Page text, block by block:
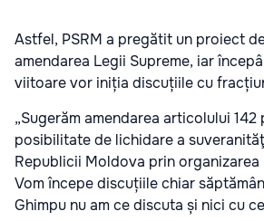
Astfel, PSRM a pregătit un proiect
amendarea Legii Supreme, iar
viitoare vor iniția discuțiile cu
„Sugerăm amendarea articolului
posibilitate de lichidare a
Republicii Moldova prin organizarea
Vom începe discuțiile chiar
Ghimpu nu am ce discuta și nici cu